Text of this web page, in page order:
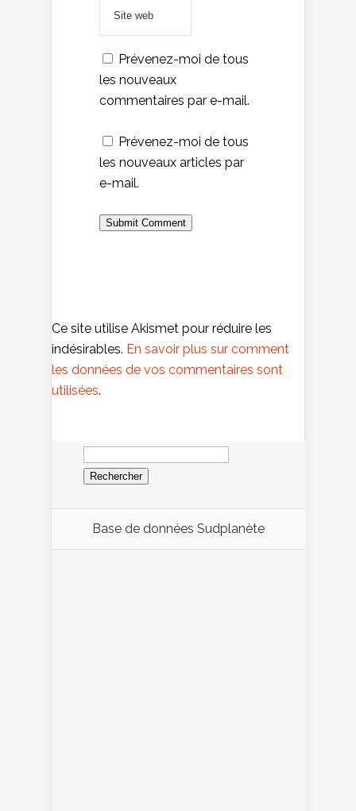
Prévenez-moi de tous
les nouveaux
commentaires par e-mail.
Prévenez-moi de tous
les nouveaux articles par
e-mail.
Ce site utilise Akismet pour réduire les
indésirables. En savoir plus sur comment
les données de vos commentaires sont
utilisées.
Rechercher :
Base de données Sudplanète